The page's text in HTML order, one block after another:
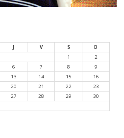
V S
D
1
2
6 7 8
9
13 14 15
16
20 21 22
23
27 28 29
30